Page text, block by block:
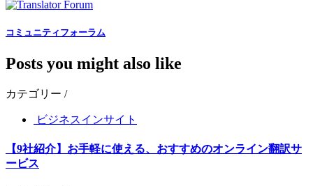
コミュニティフォーラム
Posts you might also like
カテゴリー /
ビジネスインサイト
【9社紹介】お手軽に使える、おすすめのオンライン翻訳サ
ービス